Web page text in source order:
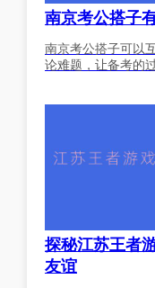
南京考公搭子
南京考公搭子可以
论难题，让备考的
探秘江苏王者
友谊